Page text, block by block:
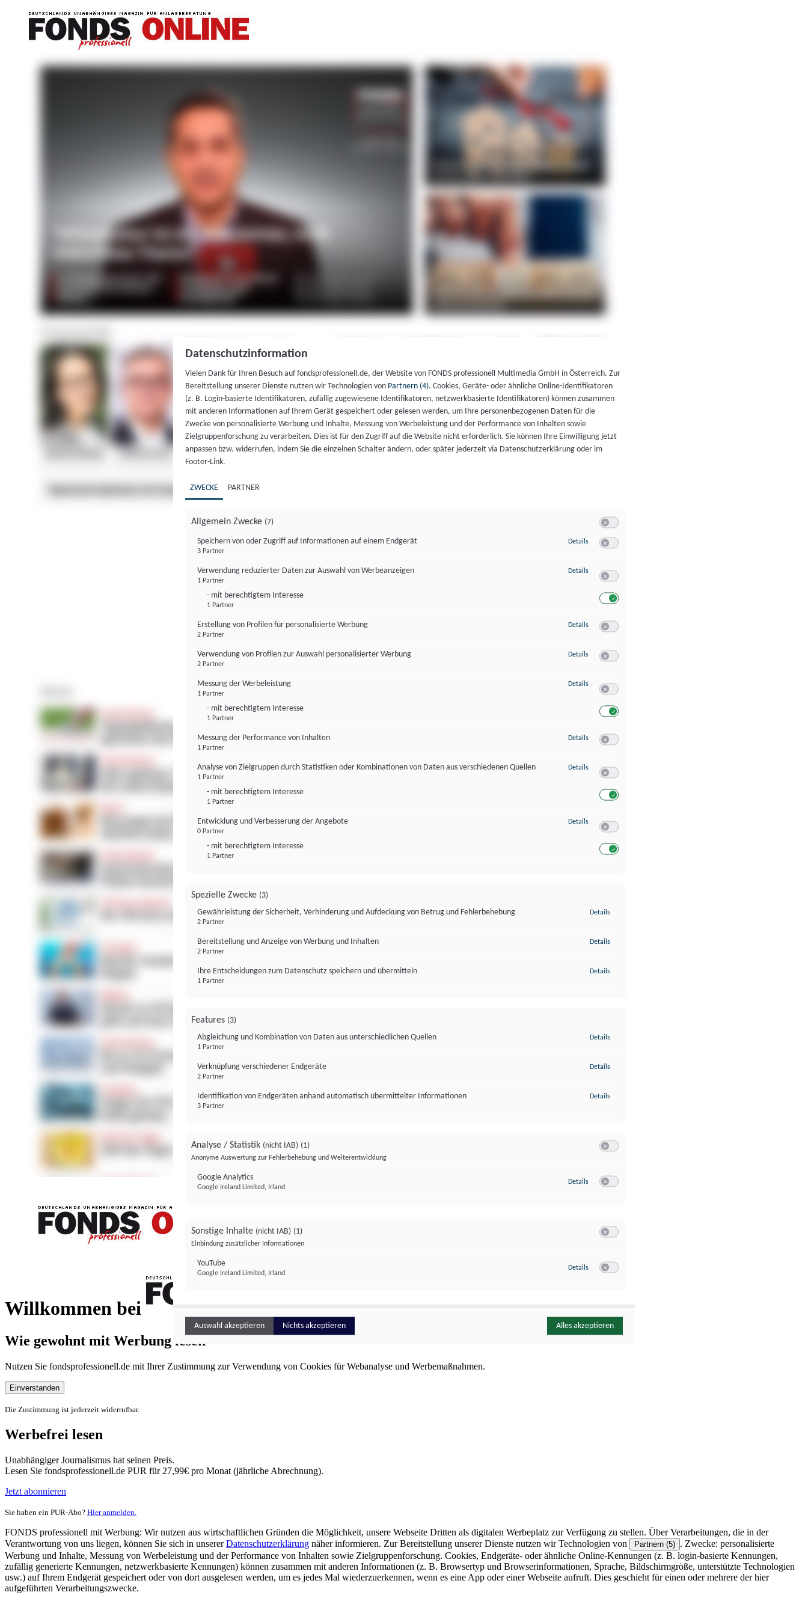
Willkommen bei
FONDS professionell
Wie gewohnt mit Werbung lesen
Nutzen Sie fondsprofessionell.de mit Ihrer Zustimmung zur Verwendung von Cookies für Webanalyse und Werbemaßnahmen.
Einverstanden
Die Zustimmung ist jederzeit widerrufbar.
Werbefrei lesen
Unabhängiger Journalismus hat seinen Preis.
Lesen Sie fondsprofessionell.de PUR für 27,99€ pro Monat (jährliche Abrechnung).
Jetzt abonnieren
Sie haben ein PUR-Abo? Hier anmelden.
FONDS professionell mit Werbung: Wir nutzen aus wirtschaftlichen Gründen die Möglichkeit, unsere Webseite Dritten als digitalen Werbeplatz zur Verfügung zu stellen. Über Verarbeitungen, die in der
Verantwortung von uns liegen, können Sie sich in unsererDatenschutzerklärung näher informieren. Zur Bereitstellung unserer Dienste nutzen wir Technologien von Partnern (5) . Zwecke: personalisierte
Werbung und Inhalte, Messung von Werbeleistung und der Performance von Inhalten sowie Zielgruppenforschung. Cookies, Endgeräte- oder ähnliche Online-Kennungen (z. B. login-basierte Kennungen,
zufällig generierte Kennungen, netzwerkbasierte Kennungen) können zusammen mit anderen Informationen (z. B. Browsertyp und Browserinformationen, Sprache, Bildschirmgröße, unterstützte Technologien
usw.) auf Ihrem Endgerät gespeichert oder von dort ausgelesen werden, um es jedes Mal wiederzuerkennen, wenn es eine App oder einer Webseite aufruft. Dies geschieht für einen oder mehrere der hier
aufgeführten Verarbeitungszwecke.
Datenschutzinformation
Vielen Dank für Ihren Besuch auf fondsprofessionell.de, der Website von FONDS professionell Multimedia GmbH in Österreich. Zur
Bereitstellung unserer Dienste nutzen wir Technologien von Partnern (4). Cookies, Geräte- oder ähnliche Online-Identifikatoren
(z. B. Login-basierte Identifikatoren, zufällig zugewiesene Identifikatoren, netzwerkbasierte Identifikatoren) können zusammen
mit anderen Informationen auf Ihrem Gerät gespeichert oder gelesen werden, um Ihre personenbezogenen Daten für die
Zwecke von personalisierte Werbung und Inhalte, Messung von Werbeleistung und der Performance von Inhalten sowie
Zielgruppenforschung zu verarbeiten. Dies ist für den Zugriff auf die Website nicht erforderlich. Sie können Ihre Einwilligung jetzt
anpassen bzw. widerrufen, indem Sie die einzelnen Schalter ändern, oder später jederzeit via Datenschutzerklärung oder im
Footer-Link.
ZWECKE PARTNER
Allgemein Zwecke (7)
Speichern von oder Zugriff auf Informationen auf einem Endgerät
3 Partner
Details zu Speichern von oder Zugriff auf Informationen auf einem Endgerät
Verwendung reduzierter Daten zur Auswahl von Werbeanzeigen
1 Partner
- mit berechtigtem Interesse
1 Partner
Details zu Verwendung reduzierter Daten zur Auswahl von Werbeanzeigen
Erstellung von Profilen für personalisierte Werbung
2 Partner
Details zu Erstellung von Profilen für personalisierte Werbung
Verwendung von Profilen zur Auswahl personalisierter Werbung
2 Partner
Details zu Verwendung von Profilen zur Auswahl personalisierter Werbung
Messung der Werbeleistung
1 Partner
- mit berechtigtem Interesse
1 Partner
Details zu Messung der Werbeleistung
Messung der Performance von Inhalten
1 Partner
Details zu Messung der Performance von Inhalten
Analyse von Zielgruppen durch Statistiken oder Kombinationen von Daten aus verschiedenen Quellen
1 Partner
- mit berechtigtem Interesse
1 Partner
Details zu Analyse von Zielgruppen durch Statistiken oder Kombinationen von
Entwicklung und Verbesserung der Angebote
0 Partner
- mit berechtigtem Interesse
1 Partner
Details zu Entwicklung und Verbesserung der Angebote
Spezielle Zwecke (3)
Gewährleistung der Sicherheit, Verhinderung und Aufdeckung von Betrug und Fehlerbehebung
2 Partner
Details
Bereitstellung und Anzeige von Werbung und Inhalten
2 Partner
Details
Ihre Entscheidungen zum Datenschutz speichern und übermitteln
1 Partner
Details
Features (3)
Abgleichung und Kombination von Daten aus unterschiedlichen Quellen
1 Partner
Details
Verknüpfung verschiedener Endgeräte
2 Partner
Details
Identifikation von Endgeräten anhand automatisch übermittelter Informationen
3 Partner
Details
Analyse / Statistik (nicht IAB) (1)
Anonyme Auswertung zur Fehlerbehebung und Weiterentwicklung
Google Analytics
Google Ireland Limited, Irland
Details zu Google Analytics
Sonstige Inhalte (nicht IAB) (1)
Einbindung zusätzlicher Informationen
YouTube
Google Ireland Limited, Irland
Details zu YouTube
Auswahl akzeptieren Nichts akzeptieren Alles akzeptieren